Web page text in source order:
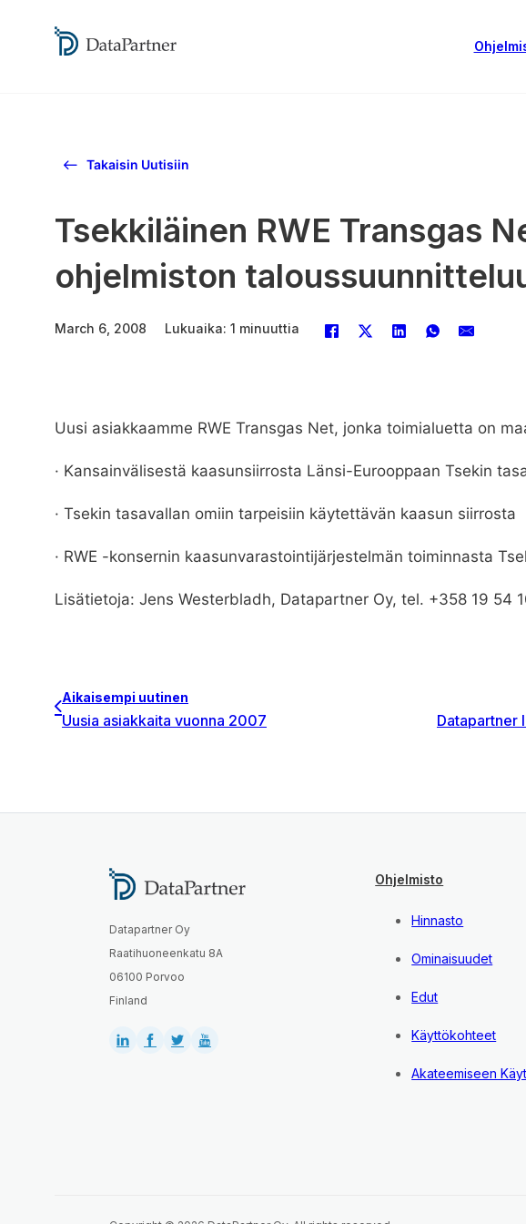
Takaisin Uutisiin
Tsekkiläinen RWE Transgas
ohjelmiston
March 6, 2008 Lukuaika: 1 minuuttia
Uusi asiakkaamme RWE Transgas Net, jonka toimialuetta on
· Kansainvälisestä kaasunsiirrosta Länsi-Eurooppaan Tsekin
· Tsekin tasavallan omiin tarpeisiin käytettävän kaasun siirrosta
· RWE -konsernin kaasunvarastointijärjestelmän toiminnasta
Lisätietoja: Jens Westerbladh, Datapartner Oy, tel. +358 19 54
Aikaisempi uutinen
Uusia asiakkaita vuonna 2007
Datapartner Oy
Raatihuoneenkatu 8A
06100 Porvoo
Finland
Ohjelmisto
Hinnasto
Ominaisuudet
Edut
Käyttökohteet
Akateemiseen